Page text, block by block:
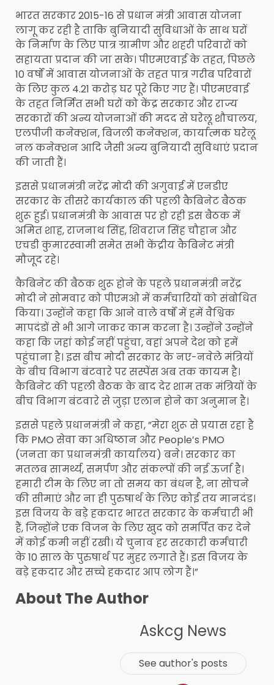
भारत सरकार 2015-16 से प्रधान मंत्री आवास योजना
लागू कर रही है ताकि बुनियादी सुविधाओं के साथ घरों
के निर्माण के लिए पात्र ग्रामीण और शहरी परिवारों को
सहायता प्रदान की जा सके। पीएमएवाई के तहत, पिछले
10 वर्षों में आवास योजनाओं के तहत पात्र गरीब परिवारों
के लिए कुल 4.21 करोड़ घर पूरे किए गए हैं। पीएमएवाई
के तहत निर्मित सभी घरों को केंद्र सरकार और राज्य
सरकारों की अन्य योजनाओं की मदद से घरेलू शौचालय,
एलपीजी कनेक्शन, बिजली कनेक्शन, कार्यात्मक घरेलू
नल कनेक्शन आदि जैसी अन्य बुनियादी सुविधाएं प्रदान
की जाती हैं।
इससे प्रधानमंत्री नरेंद्र मोदी की अगुवाई में एनडीए
सरकार के तीसरे कार्यकाल की पहली कैबिनेट बैठक
शुरू हुई। प्रधानमंत्री के आवास पर हो रही इस बैठक में
अमित शाह, राजनाथ सिंह, शिवराज सिंह चौहान और
एचडी कुमारस्वामी समेत सभी केंद्रीय कैबिनेट मंत्री
मौजूद रहे।
कैबिनेट की बैठक शुरू होने के पहले प्रधानमंत्री नरेंद्र
मोदी ने सोमवार को पीएमओ में कर्मचारियों को संबोधित
किया। उन्होंने कहा कि आने वाले वर्षों में हमें वैश्विक
मापदंडों से भी आगे जाकर काम करना है। उन्होंने उन्होंने
कहा कि जहां कोई नहीं पहुंचा, वहां अपने देश को हमें
पहुंचाना है। इस बीच मोदी सरकार के नए-नवेले मंत्रियों
के बीच विभाग बंटवारे पर सस्पेंस अब तक कायम है।
कैबिनेट की पहली बैठक के बाद देर शाम तक मंत्रियों के
बीच विभाग बंटवारे से जुड़ा एलान होने का अनुमान है।
इससे पहले प्रधानमंत्री ने कहा, ”मेरा शुरू से प्रयास रहा है
कि PMO सेवा का अधिष्ठान और People’s PMO
(जनता का प्रधानमंत्री कार्यालय) बने। सरकार का
मतलब सामर्थ्य, समर्पण और संकल्पों की नई ऊर्जा है।
हमारी टीम के लिए ना तो समय का बंधन है, ना सोचने
की सीमाएं और ना ही पुरुषार्थ के लिए कोई तय मानदंड।
इस विजय के बड़े हकदार भारत सरकार के कर्मचारी भी
हैं, जिन्होंने एक विजन के लिए खुद को समर्पित कर देने
में कोई कमी नहीं रखी। ये चुनाव हर सरकारी कर्मचारी
के 10 साल के पुरुषार्थ पर मुहर लगाते हैं। इस विजय के
बड़े हकदार और सच्चे हकदार आप लोग हैं।”
About The Author
Askcg News
See author's posts